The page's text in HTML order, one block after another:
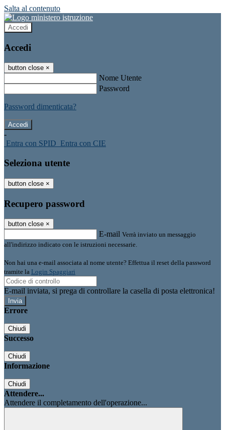
Salta al contenuto
Accedi
Accedi
button close ×
Nome Utente
Password
Password dimenticata?
-
Entra con SPID Entra con CIE
Seleziona utente
button close ×
Recupero password
button close ×
E-mail Verrà inviato un messaggio
all'indirizzo indicato con le istruzioni necessarie.
Non hai una e-mail associata al nome utente? Effettua il reset della password
tramite la Login Spaggiari
E-mail inviata, si prega di controllare la casella di posta elettronica!
Errore
Chiudi
Successo
Chiudi
Informazione
Chiudi
Attendere...
Attendere il completamento dell'operazione...